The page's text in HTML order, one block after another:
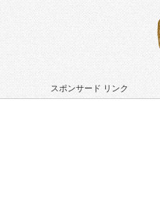
スポンサード リンク